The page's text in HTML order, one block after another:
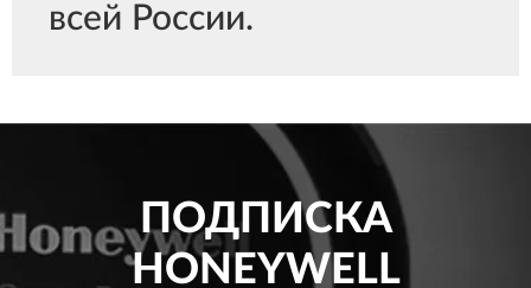
всей России.
ПОДПИСКА
HONEYWELL